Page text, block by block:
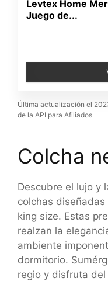
Levtex Home
Juego de...
Última actualización el
de la API para Afiliados
Colcha
Descubre el lujo y
colchas
king size. Estas
realzan la
ambiente
dormitorio.
regio y disfruta